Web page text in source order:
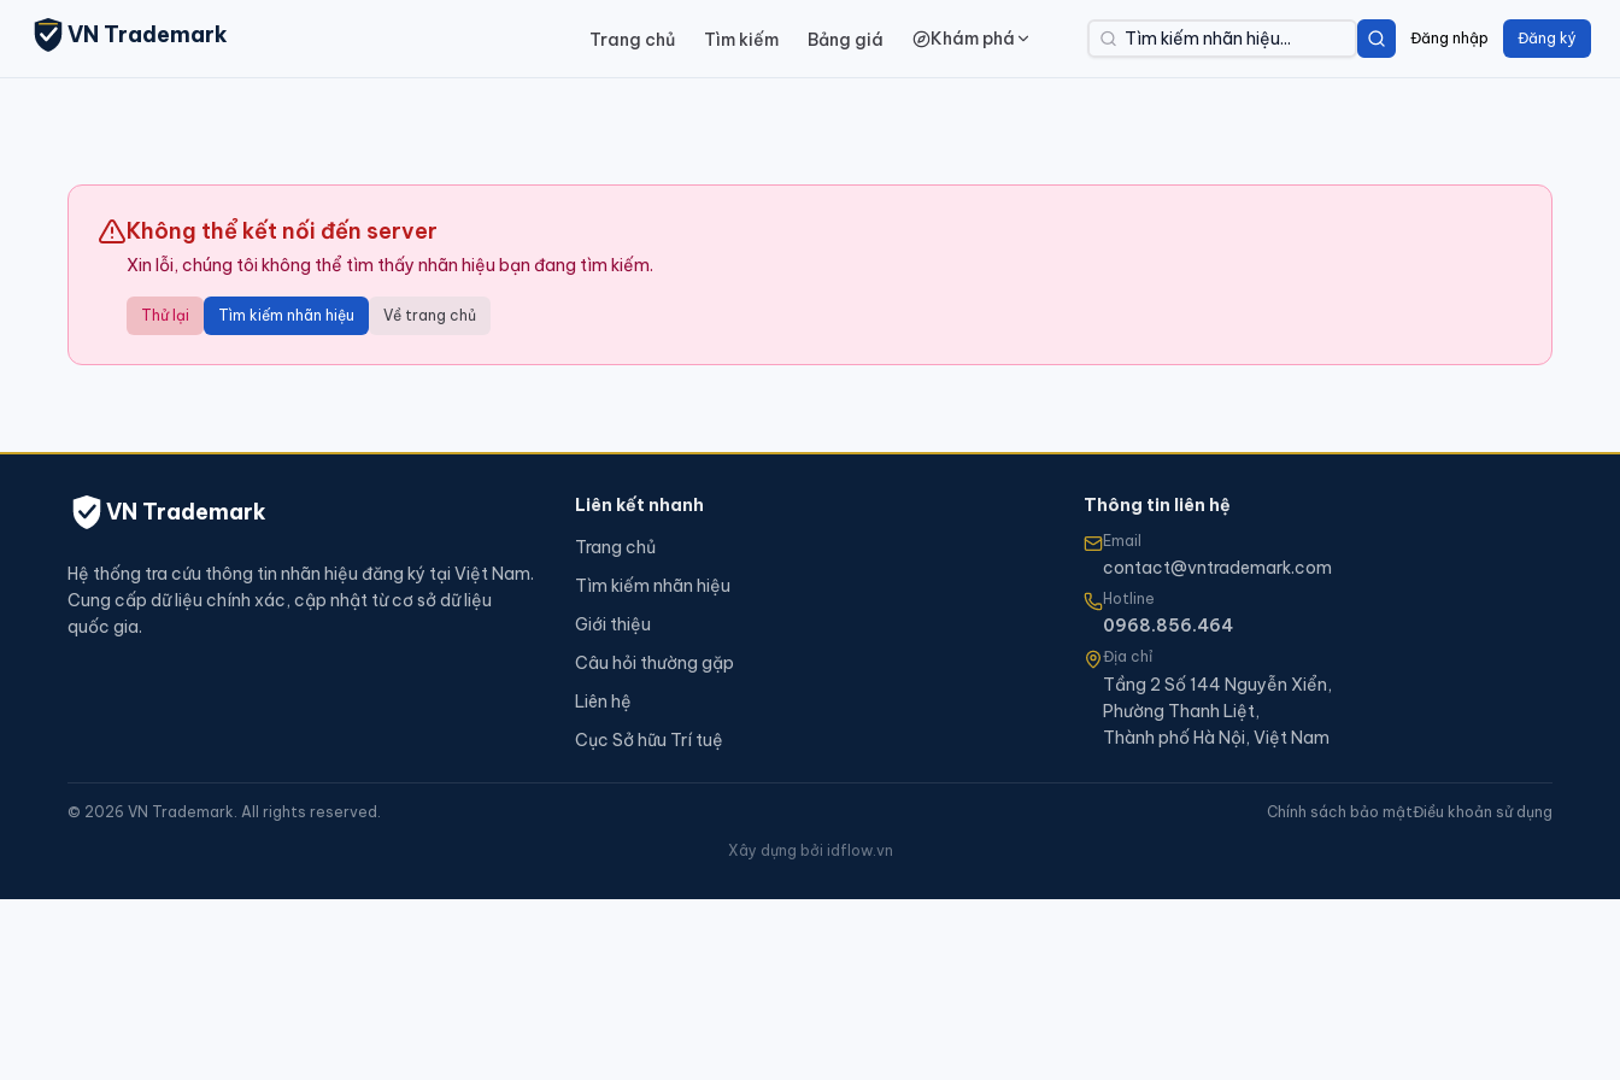
VN Trademark Trang chủ Tìm kiếm Bảng giá Khám phá Đăng nhập Đăng ký
Không thể kết nối đến server
Xin lỗi, chúng tôi không thể tìm thấy nhãn hiệu bạn đang tìm kiếm.
Thử lại Tìm kiếm nhãn hiệu Về trang chủ
VN Trademark
Hệ thống tra cứu thông tin nhãn hiệu đăng ký tại Việt Nam.
Cung cấp dữ liệu chính xác, cập nhật từ cơ sở dữ liệu
quốc gia.
Liên kết nhanh
Trang chủ
Tìm kiếm nhãn hiệu
Giới thiệu
Câu hỏi thường gặp
Liên hệ
Cục Sở hữu Trí tuệ
Thông tin liên hệ
Email
contact@vntrademark.com
Hotline
0968.856.464
Địa chỉ
Tầng 2 Số 144 Nguyễn Xiển,
Phường Thanh Liệt,
Thành phố Hà Nội, Việt Nam
© 2026 VN Trademark. All rights reserved. Chính sách bảo mậtĐiều khoản sử dụng
Xây dựng bởi idflow.vn